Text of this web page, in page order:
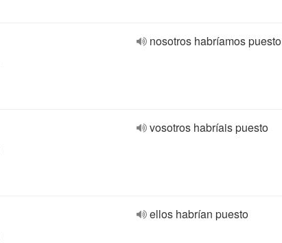
nosotros habríamos puesto
vosotros habríais puesto
ellos habrían puesto